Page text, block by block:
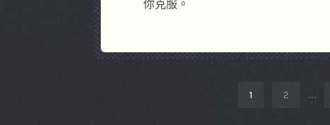
你克服。
CHOOSE
PAGE
1 2 ...